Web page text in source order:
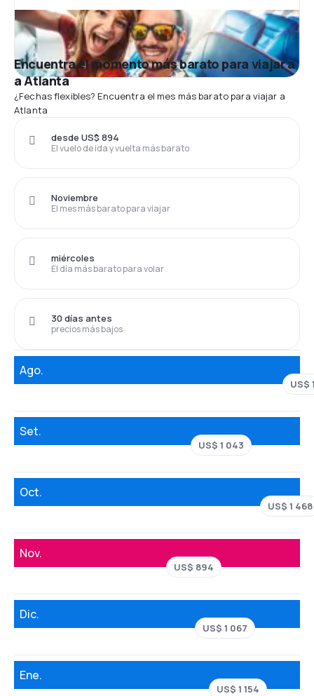
Encuentra el momento más barato para viajar a
a Atlanta
¿Fechas flexibles? Encuentra el mes más barato para viajar a
Atlanta
El vuelo de ida y vuelta más barato
desde US$ 894
El mes más barato para viajar
Noviembre
El día más barato para volar
miércoles
precios más bajos
30 días antes
Ago.
US$
Set.
US$ 1 043
Oct.
US$ 1 468
Nov.
US$ 894
Dic.
US$ 1 067
Ene.
US$ 1 154